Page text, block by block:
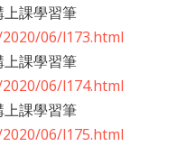
課學習筆
06/l173.html
課學習筆
06/l174.html
課學習筆
06/l175.html